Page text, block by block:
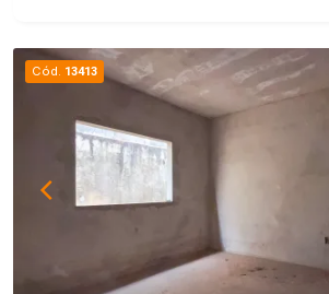
Cód. 13413